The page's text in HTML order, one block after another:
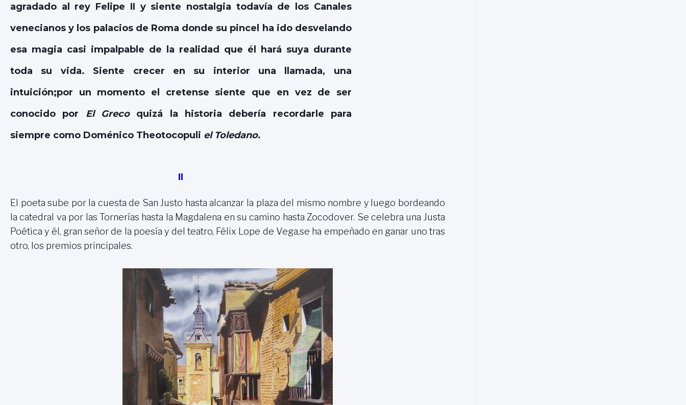
agradado al rey Felipe II y siente nostalgia todavía de los Canales
venecianos y los palacios de Roma donde su pincel ha ido desvelando
esa magia casi impalpable de la realidad que él hará suya durante
toda su vida. Siente crecer en su interior una llamada, una
intuición;por un momento el cretense siente que en vez de ser
conocido por El Grecoquizá la historia debería recordarle para
siempre como Doménico Theotocopuli el Toledano.
II
El poeta sube por la cuesta de San Justo hasta alcanzar la plaza del mismo nombre y luego bordeando
la catedral va por las Tornerías hasta la Magdalena en su camino hasta Zocodover. Se celebra una Justa
Poética y él, gran señor de la poesía y del teatro, Félix Lope de Vega,se ha empeñado en ganar uno tras
otro, los premios principales.